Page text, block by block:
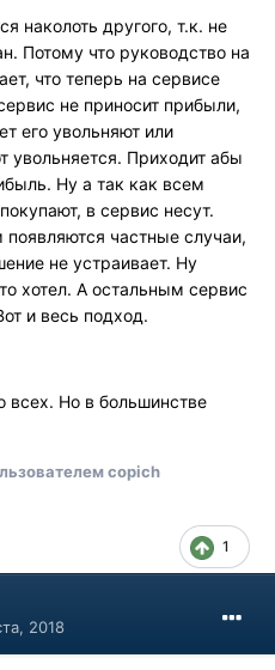
наколоть другого, т.к. не
Потому что руководство на
что теперь на сервисе
не приносит прибыли,
его увольняют или
увольняется. Приходит абы
Ну а так как всем
в сервис несут.
появляются частные случаи,
не устраивает. Ну
хотел. А остальным сервис
и весь подход.
всех. Но в большинстве
copich
1
2018